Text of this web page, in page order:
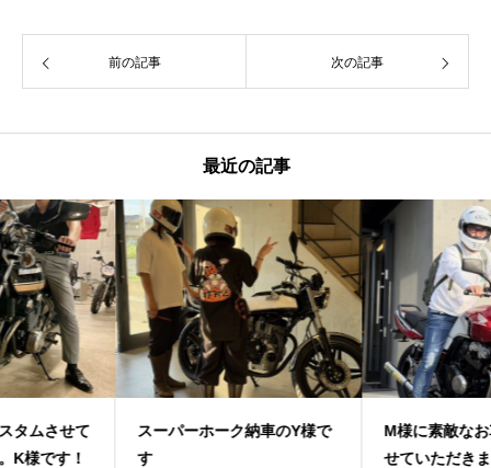
前の記事 次の記事
最近の記事
スーパーホーク納車のY様で
す
M様に素敵なお車をご納車さ
せていただきました！